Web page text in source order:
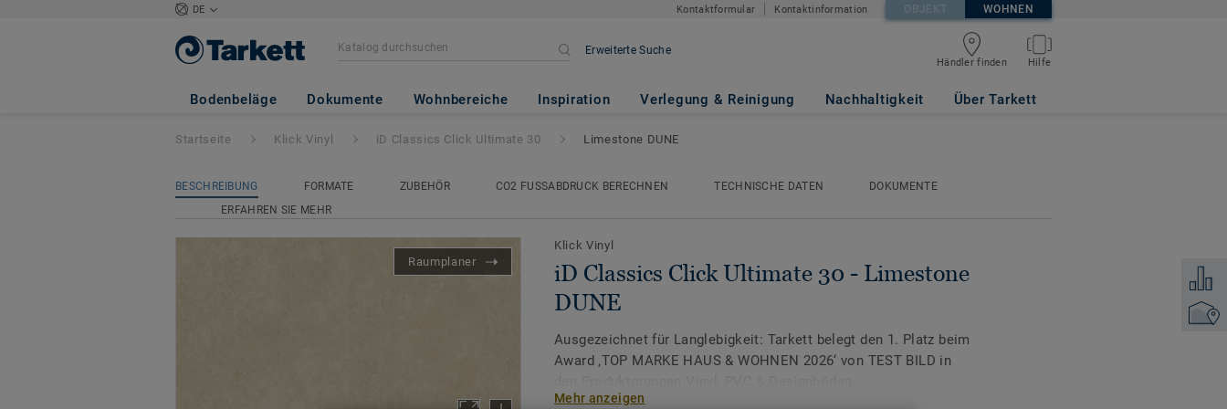
DE Kontaktformular Kontaktinformation OBJEKT WOHNEN
Erweiterte Suche
Händler finden Hilfe
Bodenbeläge Dokumente Wohnbereiche Inspiration Verlegung & Reinigung Nachhaltigkeit Über Tarkett
iD Classics Click Ultimate 30 - Limestone DUNE
Zum
Startseite Klick Vinyl iD Classics Click Ultimate 30 Limestone DUNE
BESCHREIBUNG FORMATE ZUBEHÖR CO2 FUSSABDRUCK BERECHNEN TECHNISCHE DATEN
DOKUMENTE
ERFAHREN SIE MEHR
Raumplaner
Klick Vinyl
iD Classics Click Ultimate 30 - Limestone
DUNE
Ausgezeichnet für Langlebigkeit: Tarkett belegt den 1. Platz beim
Award ‚TOP MARKE HAUS & WOHNEN 2026‘ von TEST BILD in
Mehr anzeigen